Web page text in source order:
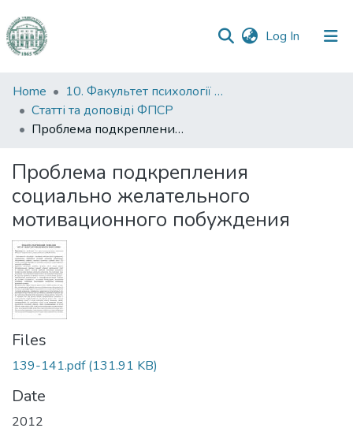
Log In (current)
Communities
&
Collections
Statistics
Home
10. Факультет психології та соціальної роботи
Статті та доповіді ФПСР
Проблема подкрепления социально желательного мотивационного побуждения
Проблема подкрепления
социально желательного
мотивационного побуждения
Files
139-141.pdf(131.91 KB)
Date
2012